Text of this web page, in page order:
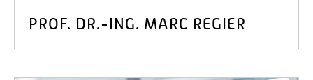
PROF. DR.-ING. MARC REGIER